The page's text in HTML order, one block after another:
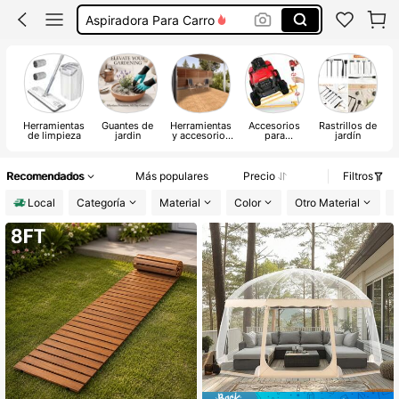
Aspiradora Para Carro
Podadora De Cesped
Guantes Para Trabajo
Herramientas
de limpieza
Guantes de
jardin
Herramientas
y accesorios
Accesorios
para
Rastrillos de
jardín
Recomendados Más populares Precio
Filtros
Local
Categoría Material Color Otro Material
#1 Más vendidos
en 44+ USD Herramientas de jardinería